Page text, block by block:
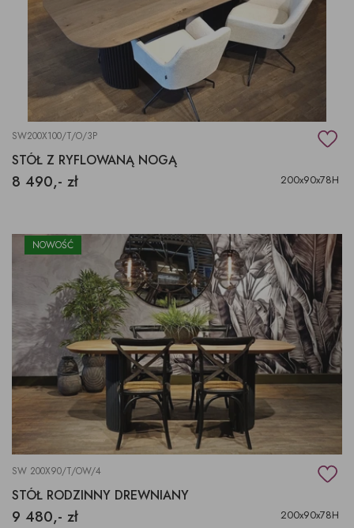
SW200X100/T/O/3P
STÓŁ Z RYFLOWANĄ NOGĄ
8 490,- zł 200x90x78H
NOWOŚĆ
SW 200X90/T/OW/4
STÓŁ RODZINNY DREWNIANY
9 480,- zł 200x90x78H